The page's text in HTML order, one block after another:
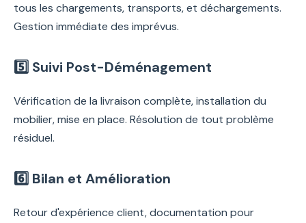
tous les chargements, transports, et déchargements.
Gestion immédiate des imprévus.
5️⃣ Suivi Post-Déménagement
Vérification de la livraison complète, installation du
mobilier, mise en place. Résolution de tout problème
résiduel.
6️⃣ Bilan et Amélioration
Retour d'expérience client, documentation pour